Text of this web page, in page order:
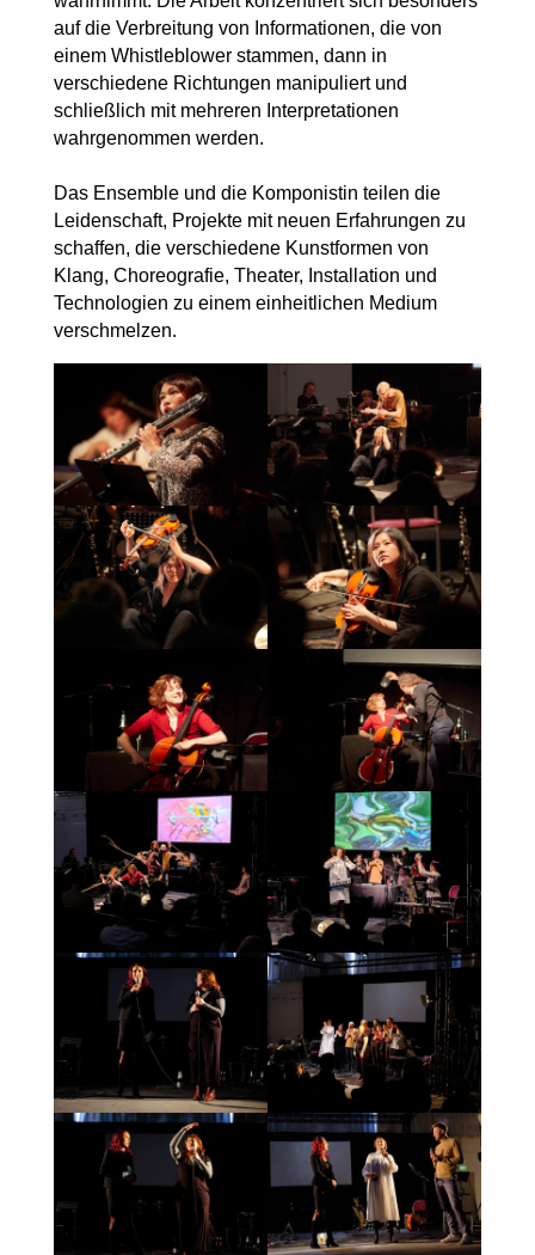
auf die Verbreitung von Informationen, die von
einem Whistleblower stammen, dann in
verschiedene Richtungen manipuliert und
schließlich mit mehreren Interpretationen
wahrgenommen werden.
Das Ensemble und die Komponistin teilen die
Leidenschaft, Projekte mit neuen Erfahrungen zu
schaffen, die verschiedene Kunstformen von
Klang, Choreografie, Theater, Installation und
Technologien zu einem einheitlichen Medium
verschmelzen.